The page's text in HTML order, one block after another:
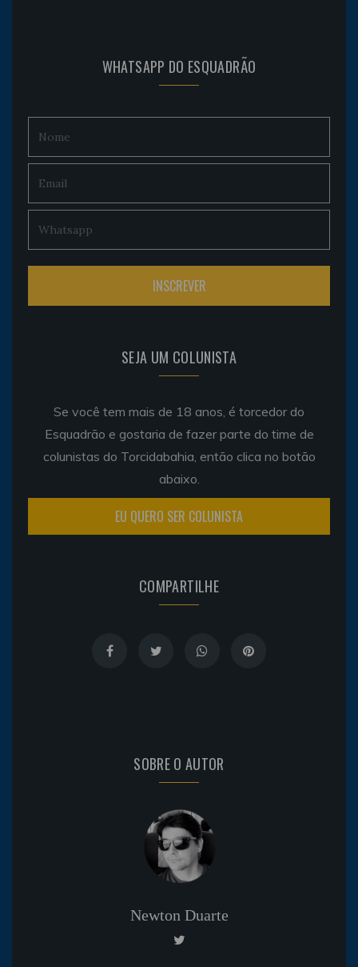
WHATSAPP DO ESQUADRÃO
SEJA UM COLUNISTA
Se você tem mais de 18 anos, é torcedor do
Esquadrão e gostaria de fazer parte do time de
colunistas do Torcidabahia, então clica no botão
abaixo.
EU QUERO SER COLUNISTA
COMPARTILHE
SOBRE O AUTOR
Newton Duarte